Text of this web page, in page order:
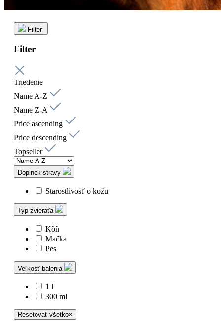
Filter
Filter
Triedenie
Name A-Z
Name Z-A
Price ascending
Price descending
Topseller
Doplnok stravy
Starostlivosť o kožu
Typ zvieraťa
Kôň
Mačka
Pes
Veľkosť balenia
1 l
300 ml
Resetovať všetko×